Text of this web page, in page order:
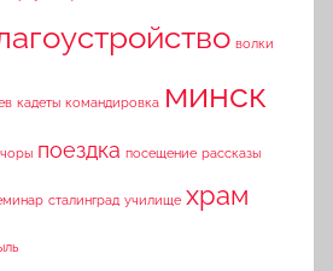
волки
кадеты командировка минск
поездка посещение рассказы
сталинград училище храм